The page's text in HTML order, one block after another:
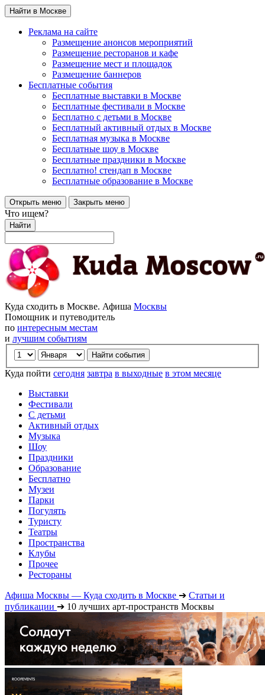
Найти в Москве
Реклама на сайте
Размещение анонсов мероприятий
Размещение ресторанов и кафе
Размещение мест и площадок
Размещение баннеров
Бесплатные события
Бесплатные выставки в Москве
Бесплатные фестивали в Москве
Бесплатно с детьми в Москве
Бесплатный активный отдых в Москве
Бесплатная музыка в Москве
Бесплатные шоу в Москве
Бесплатные праздники в Москве
Бесплатно! стендап в Москве
Бесплатные образование в Москве
Открыть меню Закрыть меню
Что ищем?
Найти
Куда сходить в Москве. Афиша Москвы
Помощник и путеводитель
по интересным местам
и лучшим событиям
Куда пойти сегодня завтра в выходные в этом месяце
Выставки
Фестивали
С детьми
Активный отдых
Музыка
Шоу
Праздники
Образование
Бесплатно
Музеи
Парки
Погулять
Туристу
Театры
Пространства
Клубы
Прочее
Рестораны
Афиша Москвы — Куда сходить в Москве ➔ Статьи и
публикации ➔ 10 лучших арт-пространств Москвы